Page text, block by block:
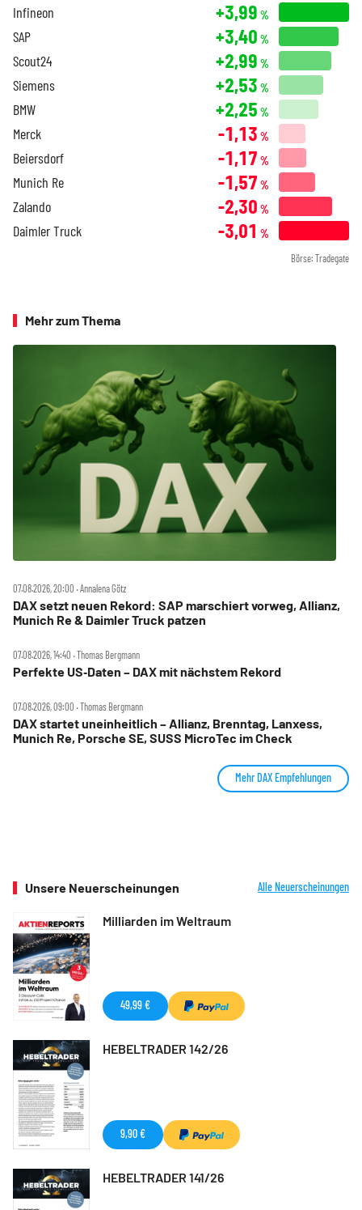
Infineon +3,99 %
SAP +3,40 %
Scout24 +2,99 %
Siemens +2,53 %
BMW +2,25 %
Merck -1,13 %
Beiersdorf -1,17 %
Munich Re -1,57 %
Zalando -2,30 %
Daimler Truck -3,01 %
Börse: Tradegate
Mehr zum Thema
07.08.2026, 20:00 ‧ Annalena Götz
DAX setzt neuen Rekord: SAP marschiert vorweg, Allianz,
Munich Re & Daimler Truck patzen
07.08.2026, 14:40 ‧ Thomas Bergmann
Perfekte US‑Daten – DAX mit nächstem Rekord
07.08.2026, 09:00 ‧ Thomas Bergmann
DAX startet uneinheitlich – Allianz, Brenntag, Lanxess,
Munich Re, Porsche SE, SUSS MicroTec im Check
Mehr DAX Empfehlungen
Unsere Neuerscheinungen Alle Neuerscheinungen
Milliarden im Weltraum
49,99 €
HEBELTRADER 142/26
9,90 €
HEBELTRADER 141/26